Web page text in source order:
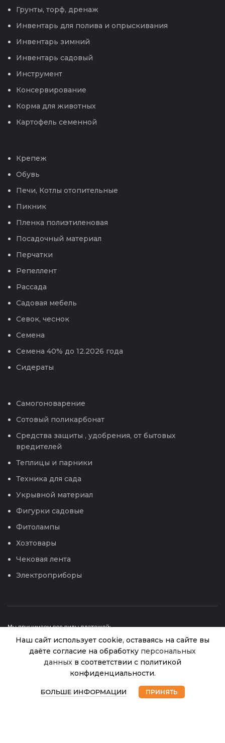
Грунты, торф, дренаж
Инвентарь для полива и опрыскивания
Инвентарь зимний
Инвентарь садовый
Инструмент
Консервирование
Корма для животных
Картофель семенной
Крепеж
Обувь
Печи, Котлы отопительные
Пикник
Пленка полиэтиленовая
Посадочный материал
Перчатки
Репеллент
Рассада
Садовая мебель
Севок, чеснок
Семена
Семена 40% до 12.2026 года
Сидераты
Самогоноварение
Сотовый поликарбонат
Средства защиты , удобрения, от бытовых
вредителей
Теплицы и парники
Техника для сада
Укрывной материал
Фигурки садовые
Фитолампы
Хозтовары
Чековая лента
Электроприборы
Александрович
ИНН 420800180243 / ОГРНИП 304420530300327
Наш сайт использует cookie, оставаясь на сайте вы
даёте согласие на обработку персональных
данных в соответствии с политикой
конфиденциальности.
БОЛЬШЕ ИНФОРМАЦИИ ПРИНЯТЬ
Перчатки
(S) /15/50
585.00 ₽
наличии
Магазин Избранное Корзина Мой аккаунт